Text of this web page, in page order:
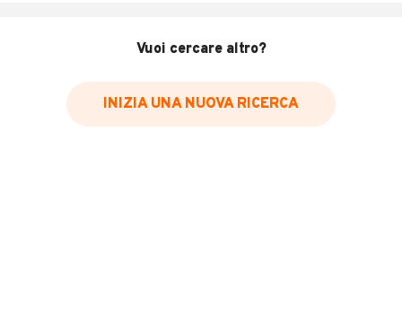
INFORMAZIONI VEICOLO
Vuoi cercare altro?
INIZIA UNA NUOVA RICERCA